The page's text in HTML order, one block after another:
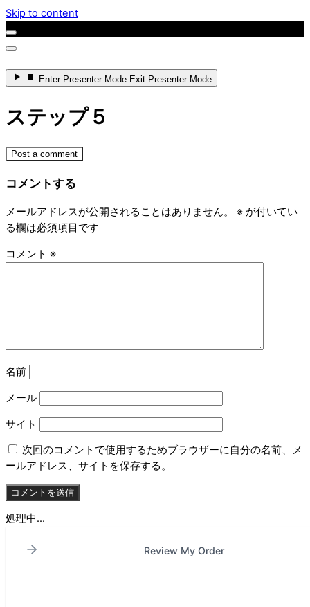
Skip to content
Enter Presenter Mode Exit Presenter Mode
ステップ５
Post a comment
コメントする
メールアドレスが公開されることはありません。 ※ が付いてい
る欄は必須項目です
コメント ※
名前
メール
サイト
次回のコメントで使用するためブラウザーに自分の名前、メ
ールアドレス、サイトを保存する。
処理中...
Review My Order